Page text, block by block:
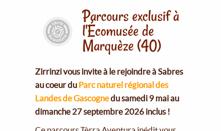
Parcours exclusif à
l'Écomusée de
Marquèze (40)
Zirrinzi vous invite à le rejoindre à Sabres
au coeur du Parc naturel régional des
Landes de Gascognedu samedi 9 mai au
dimanche 27 septembre 2026 inclus !